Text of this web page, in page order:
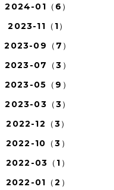
2024-01（6）
2023-11（1）
2023-09（7）
2023-07（3）
2023-05（9）
2023-03（3）
2022-12（3）
2022-10（3）
2022-03（1）
2022-01（2）